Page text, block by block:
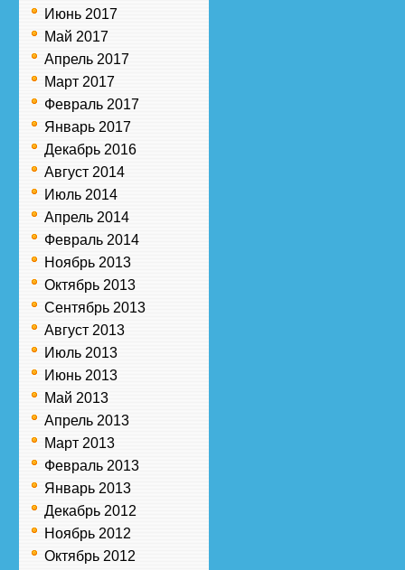
Июнь 2017
Май 2017
Апрель 2017
Март 2017
Февраль 2017
Январь 2017
Декабрь 2016
Август 2014
Июль 2014
Апрель 2014
Февраль 2014
Ноябрь 2013
Октябрь 2013
Сентябрь 2013
Август 2013
Июль 2013
Июнь 2013
Май 2013
Апрель 2013
Март 2013
Февраль 2013
Январь 2013
Декабрь 2012
Ноябрь 2012
Октябрь 2012